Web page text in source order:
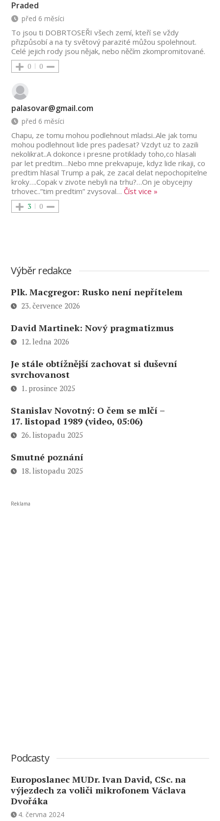
Praded
před 6 měsíci
To jsou ti DOBRTOSEŘI všech zemí, kteří se vždy
přizpůsobí a na ty světový parazité můžou spolehnout.
Celé jejich rody jsou nějak, nebo něčím zkompromitované.
0 0
palasovar@gmail.com
před 6 měsíci
Chapu, ze tomu mohou podlehnout mladsi..Ale jak tomu
mohou podlehnout lide pres padesat? Vzdyt uz to zazili
nekolikrat..A dokonce i presne protiklady toho,co hlasali
par let predtim…Nebo mne prekvapuje, kdyz lide rikaji, co
predtim hlasal Trump a pak, ze zacal delat nepochopitelne
kroky….Copak v zivote nebyli na trhu?…On je obycejny
trhovec..”tim predtim” zvysoval… Číst vice »
3 0
Výběr redakce
Plk. Macgregor: Rusko není nepřítelem
23. července 2026
David Martinek: Nový pragmatizmus
12. ledna 2026
Je stále obtížnější zachovat si duševní
svrchovanost
1. prosince 2025
Stanislav Novotný: O čem se mlčí –
17. listopad 1989 (video, 05:06)
26. listopadu 2025
Smutné poznání
18. listopadu 2025
Reklama
Podcasty
Europoslanec MUDr. Ivan David, CSc. na
výjezdech za voliči mikrofonem Václava
Dvořáka
4. června 2024